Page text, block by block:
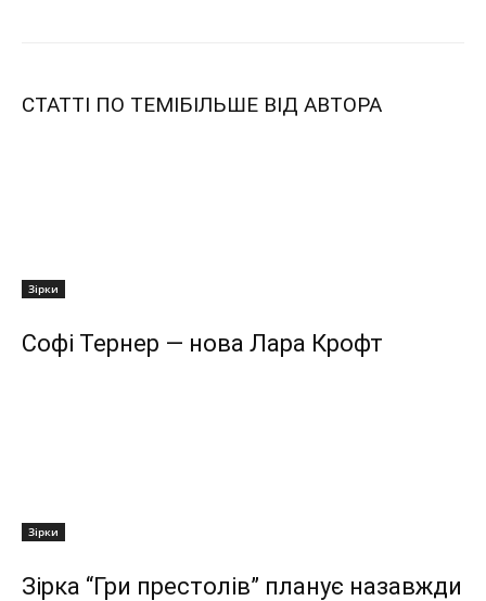
СТАТТІ ПО ТЕМІБІЛЬШЕ ВІД АВТОРА
Зірки
Софі Тернер — нова Лара Крофт
Зірки
Зірка “Гри престолів” планує назавжди